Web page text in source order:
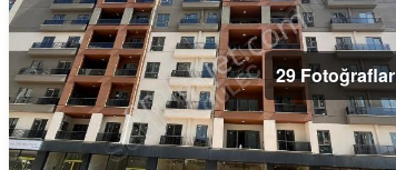
29 Fotoğraflar